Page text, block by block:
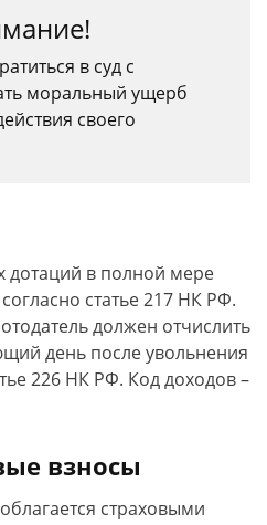
в суд с
моральный ущерб
своего
дотаций в полной мере
статье 217 НК РФ.
должен отчислить
день после увольнения
226 НК РФ. Код доходов –
взносы
страховыми